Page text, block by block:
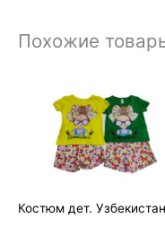
Похожие
Костюм дет.